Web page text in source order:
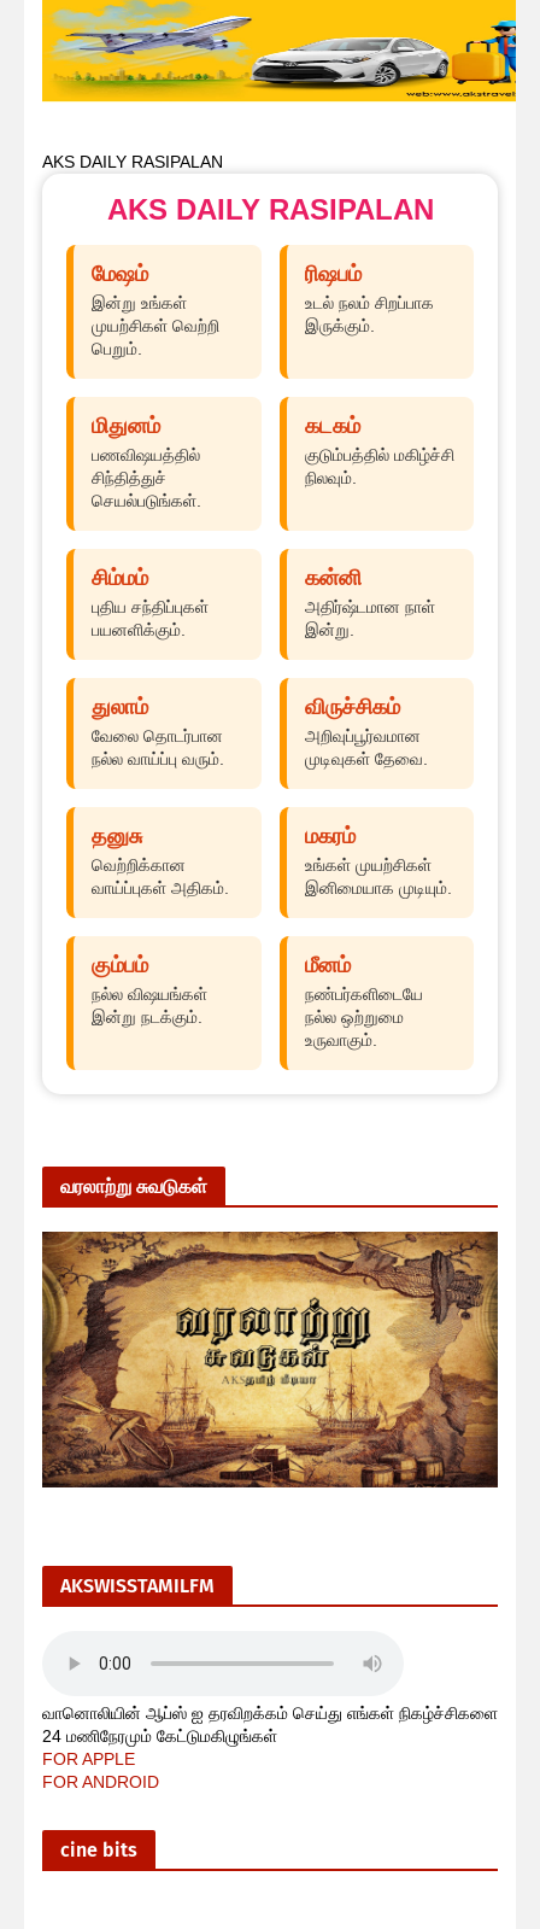
AKS DAILY RASIPALAN
AKS DAILY RASIPALAN
மேஷம்
இன்று உங்கள்
முயற்சிகள் வெற்றி
பெறும்.
ரிஷபம்
உடல் நலம் சிறப்பாக
இருக்கும்.
மிதுனம்
பணவிஷயத்தில்
சிந்தித்துச்
செயல்படுங்கள்.
கடகம்
குடும்பத்தில் மகிழ்ச்சி
நிலவும்.
சிம்மம்
புதிய சந்திப்புகள்
பயனளிக்கும்.
கன்னி
அதிர்ஷ்டமான நாள்
இன்று.
துலாம்
வேலை தொடர்பான
நல்ல வாய்ப்பு வரும்.
விருச்சிகம்
அறிவுப்பூர்வமான
முடிவுகள் தேவை.
தனுசு
வெற்றிக்கான
வாய்ப்புகள் அதிகம்.
மகரம்
உங்கள் முயற்சிகள்
இனிமையாக முடியும்.
கும்பம்
நல்ல விஷயங்கள்
இன்று நடக்கும்.
மீனம்
நண்பர்களிடையே
நல்ல ஒற்றுமை
உருவாகும்.
வரலாற்று சுவடுகள்
AKSWISSTAMILFM
வானொலியின் ஆப்ஸ் ஐ தரவிறக்கம் செய்து எங்கள் நிகழ்ச்சிகளை
24 மணிநேரமும் கேட்டுமகிழுங்கள்
FOR APPLE
FOR ANDROID
cine bits